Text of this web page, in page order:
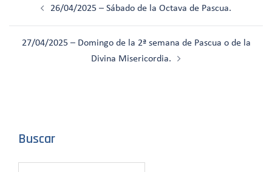
26/04/2025 – Sábado de la Octava de Pascua.
27/04/2025 – Domingo de la 2ª semana de Pascua o de la
Divina Misericordia.
Buscar